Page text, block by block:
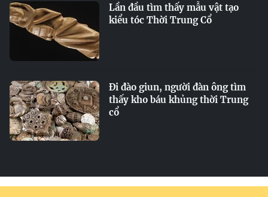
Lần đầu tìm thấy mẫu vật tạo
kiểu tóc Thời Trung Cổ
Đi đào giun, người đàn ông tìm
thấy kho báu khủng thời Trung
cổ